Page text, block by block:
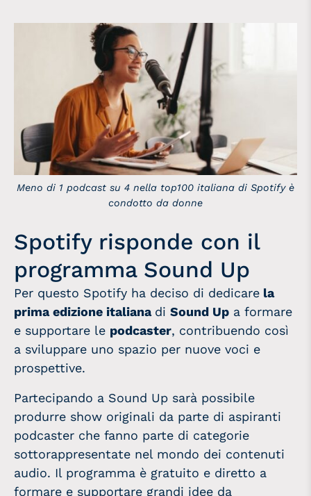
Meno di 1 podcast su 4 nella top100 italiana di Spotify è
condotto da donne
Spotify risponde con il
programma Sound Up
Per questo Spotify ha deciso di dedicare la
prima edizione italiana di Sound Up a formare
e supportare le podcaster, contribuendo così
a sviluppare uno spazio per nuove voci e
prospettive.
Partecipando a Sound Up sarà possibile
produrre show originali da parte di aspiranti
podcaster che fanno parte di categorie
sottorappresentate nel mondo dei contenuti
audio. Il programma è gratuito e diretto a
formare e supportare grandi idee da